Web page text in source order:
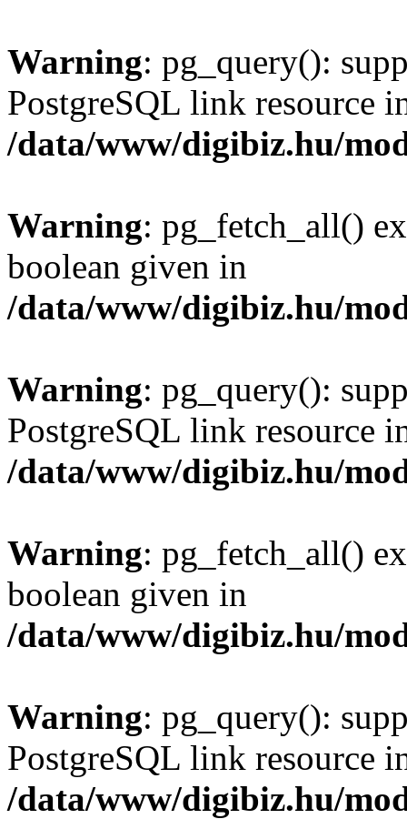
Warning: pg_query():
PostgreSQL link resource
/data/www/digibiz.hu/
Warning: pg_fetch_all()
boolean given in
/data/www/digibiz.hu/
Warning: pg_query():
PostgreSQL link resource
/data/www/digibiz.hu/
Warning: pg_fetch_all()
boolean given in
/data/www/digibiz.hu/
Warning: pg_query():
PostgreSQL link resource
/data/www/digibiz.hu/